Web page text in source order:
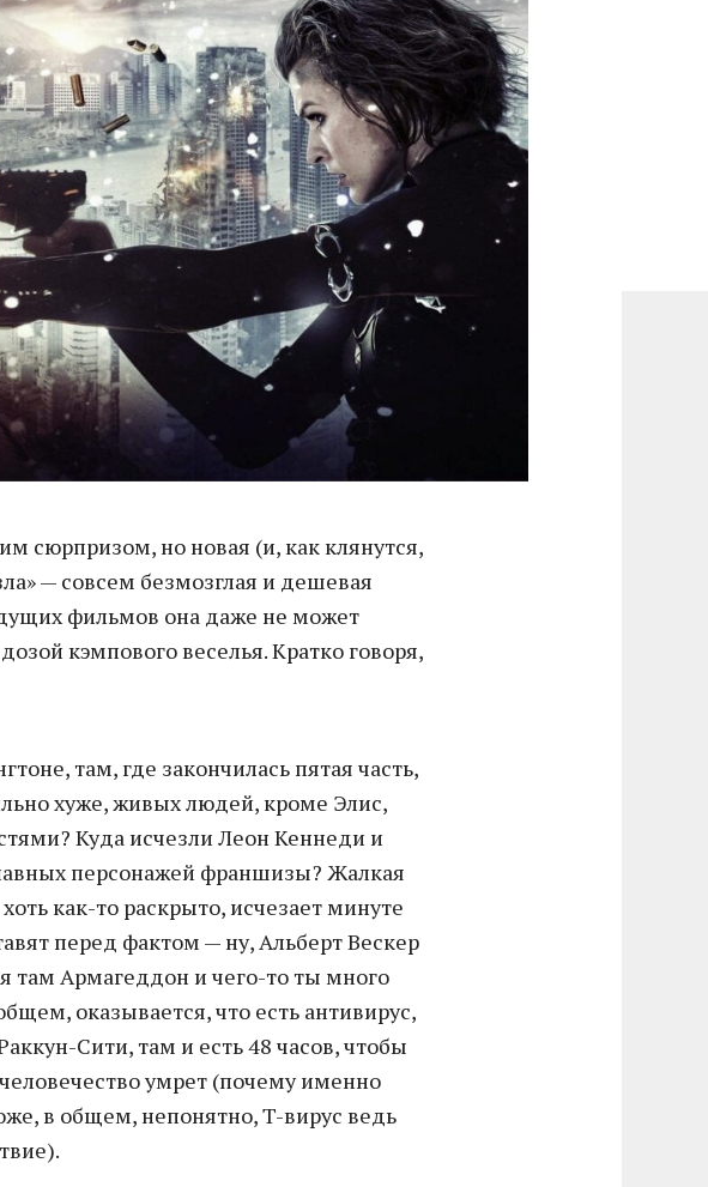
сюрпризом, но новая (и, как клянутся,
— совсем безмозглая и дешевая
фильмов она даже не может
кэмпового веселья. Кратко говоря,
там, где закончилась пятая часть,
хуже, живых людей, кроме Элис,
Куда исчезли Леон Кеннеди и
персонажей франшизы? Жалкая
как-то раскрыто, исчезает минуте
перед фактом — ну, Альберт Вескер
там Армагеддон и чего-то ты много
оказывается, что есть антивирус,
Сити, там и есть 48 часов, чтобы
умрет (почему именно
в общем, непонятно, T-вирус ведь